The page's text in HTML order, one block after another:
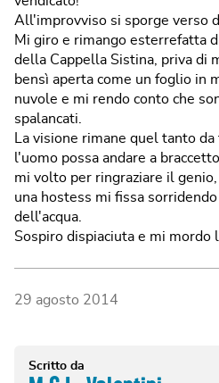
All'improvviso si sporge verso
Mi giro e rimango esterrefatta
della Cappella Sistina, priva di
bensì aperta come un foglio in
nuvole e mi rendo conto che
spalancati.
La visione rimane quel tanto
l'uomo possa andare a
mi volto per ringraziare il
una hostess mi fissa
dell'acqua.
Sospiro dispiaciuta e mi mordo
29 agosto 2014
Scritto da